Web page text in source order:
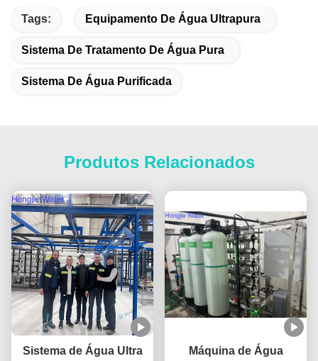
Tags: Equipamento De Água Ultrapura
Sistema De Tratamento De Água Pura
Sistema De Água Purificada
Produtos Relacionados
Sistema de Água Ultra
Máquina de Água